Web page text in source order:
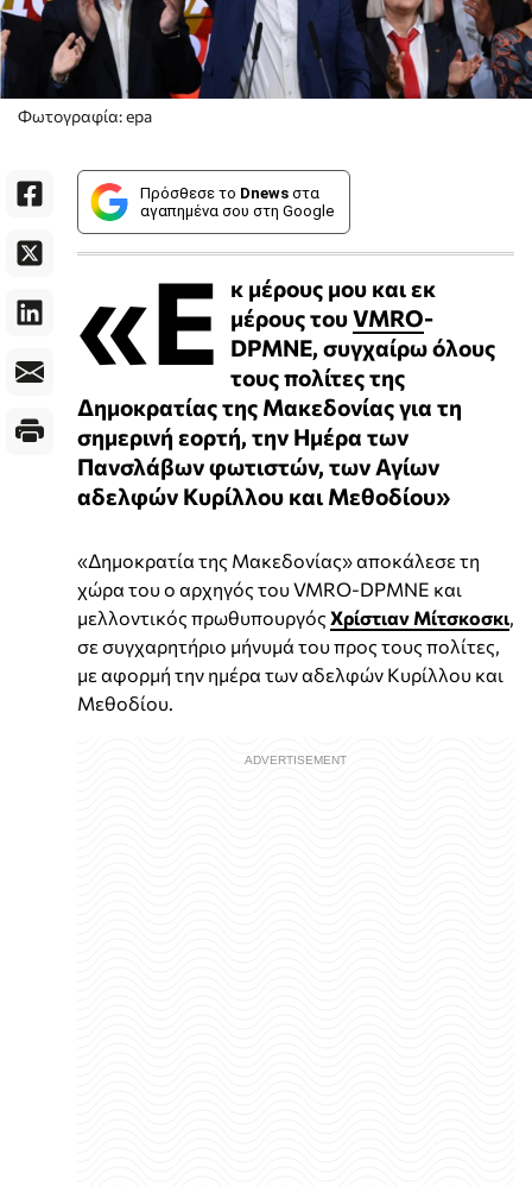
Φωτογραφία: epa
Πρόσθεσε το Dnews στα
αγαπημένα σου στη Google
«Ε
κ μέρους μου και εκ
μέρους τουVMRO-
DPMNE, συγχαίρω όλους
τους πολίτες της
Δημοκρατίας της Μακεδονίας για τη
σημερινή εορτή, την Ημέρα των
Πανσλάβων φωτιστών, των Αγίων
αδελφών Κυρίλλου και Μεθοδίου»
«Δημοκρατία της Μακεδονίας» αποκάλεσε τη
χώρα του ο αρχηγός του VMRO-DPMNE και
μελλοντικός πρωθυπουργός Χρίστιαν Μίτσκοσκι,
σε συγχαρητήριο μήνυμά του προς τους πολίτες,
με αφορμή την ημέρα των αδελφών Κυρίλλου και
Μεθοδίου.